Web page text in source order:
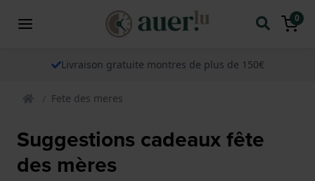
0
Livraison gratuite montres de plus de 150€
Fete des meres
Suggestions cadeaux fête
des mères